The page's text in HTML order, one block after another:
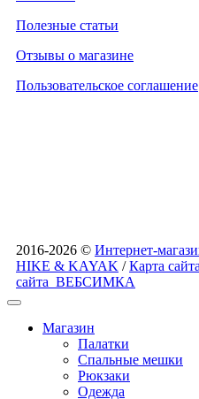
Полезные статьи
Отзывы о магазине
Пользовательское соглашение
2016-2026 © Интернет-
HIKE & KAYAK /Карта сайта
сайта ВЕБСИМКА
Магазин
Палатки
Спальные мешки
Рюкзаки
Одежда